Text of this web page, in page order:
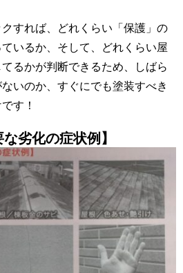
すれば、どれくらい「保護」の
いるか、そして、どれくらい屋
るかが判断できるため、しばら
いのか、すぐにでも塗装すべき
す！
劣化の症状例】